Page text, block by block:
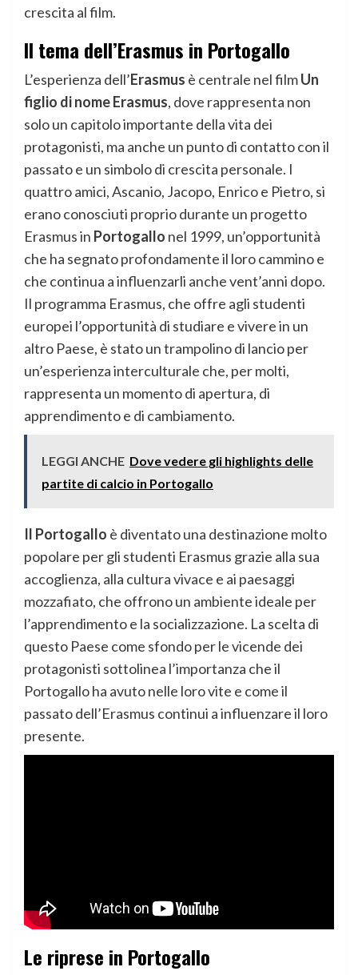
crescita al film.
Il tema dell’Erasmus in Portogallo
L’esperienza dell’Erasmus è centrale nel filmUn
figlio di nome Erasmus, dove rappresenta non
solo un capitolo importante della vita dei
protagonisti, ma anche un punto di contatto con il
passato e un simbolo di crescita personale. I
quattro amici, Ascanio, Jacopo, Enrico e Pietro, si
erano conosciuti proprio durante un progetto
Erasmus in Portogallo nel 1999, un’opportunità
che ha segnato profondamente il loro cammino e
che continua a influenzarli anche vent’anni dopo.
Il programma Erasmus, che offre agli studenti
europei l’opportunità di studiare e vivere in un
altro Paese, è stato un trampolino di lancio per
un’esperienza interculturale che, per molti,
rappresenta un momento di apertura, di
apprendimento e di cambiamento.
LEGGI ANCHE Dove vedere gli highlights delle
partite di calcio in Portogallo
Il Portogallo è diventato una destinazione molto
popolare per gli studenti Erasmus grazie alla sua
accoglienza, alla cultura vivace e ai paesaggi
mozzafiato, che offrono un ambiente ideale per
l’apprendimento e la socializzazione. La scelta di
questo Paese come sfondo per le vicende dei
protagonisti sottolinea l’importanza che il
Portogallo ha avuto nelle loro vite e come il
passato dell’Erasmus continui a influenzare il loro
presente.
Le riprese in Portogallo